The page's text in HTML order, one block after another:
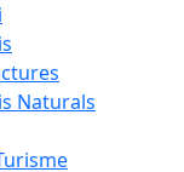
Naturals